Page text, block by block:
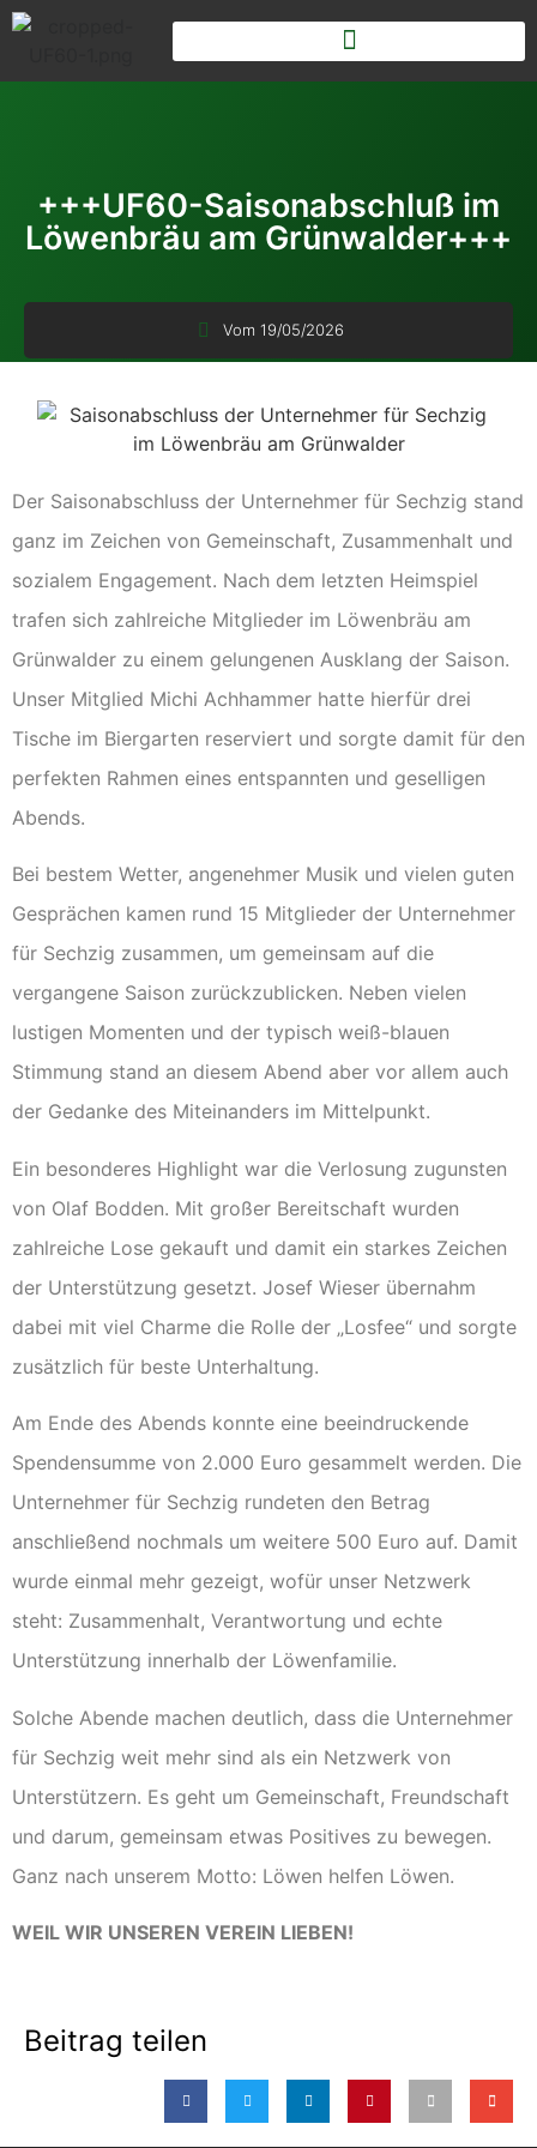
+++UF60-Saisonabschluß im
Löwenbräu am Grünwalder+++
Vom 19/05/2026
Der Saisonabschluss der Unternehmer für Sechzig stand
ganz im Zeichen von Gemeinschaft, Zusammenhalt und
sozialem Engagement. Nach dem letzten Heimspiel
trafen sich zahlreiche Mitglieder im Löwenbräu am
Grünwalder zu einem gelungenen Ausklang der Saison.
Unser Mitglied Michi Achhammer hatte hierfür drei
Tische im Biergarten reserviert und sorgte damit für den
perfekten Rahmen eines entspannten und geselligen
Abends.
Bei bestem Wetter, angenehmer Musik und vielen guten
Gesprächen kamen rund 15 Mitglieder der Unternehmer
für Sechzig zusammen, um gemeinsam auf die
vergangene Saison zurückzublicken. Neben vielen
lustigen Momenten und der typisch weiß-blauen
Stimmung stand an diesem Abend aber vor allem auch
der Gedanke des Miteinanders im Mittelpunkt.
Ein besonderes Highlight war die Verlosung zugunsten
von Olaf Bodden. Mit großer Bereitschaft wurden
zahlreiche Lose gekauft und damit ein starkes Zeichen
der Unterstützung gesetzt. Josef Wieser übernahm
dabei mit viel Charme die Rolle der „Losfee“ und sorgte
zusätzlich für beste Unterhaltung.
Am Ende des Abends konnte eine beeindruckende
Spendensumme von 2.000 Euro gesammelt werden. Die
Unternehmer für Sechzig rundeten den Betrag
anschließend nochmals um weitere 500 Euro auf. Damit
wurde einmal mehr gezeigt, wofür unser Netzwerk
steht: Zusammenhalt, Verantwortung und echte
Unterstützung innerhalb der Löwenfamilie.
Solche Abende machen deutlich, dass die Unternehmer
für Sechzig weit mehr sind als ein Netzwerk von
Unterstützern. Es geht um Gemeinschaft, Freundschaft
und darum, gemeinsam etwas Positives zu bewegen.
Ganz nach unserem Motto: Löwen helfen Löwen.
WEIL WIR UNSEREN VEREIN LIEBEN!
Beitrag teilen